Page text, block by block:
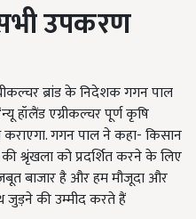
उपकरण
ब्रांड के निदेशक गगन पाल
हॉलैंड एग्रीकल्चर पूर्ण कृषि
गगन पाल ने कहा- किसान
श्रृंखला को प्रदर्शित करने के लिए
बाजार है और हम मौजूदा और
जुड़ने की उम्मीद करते हैं